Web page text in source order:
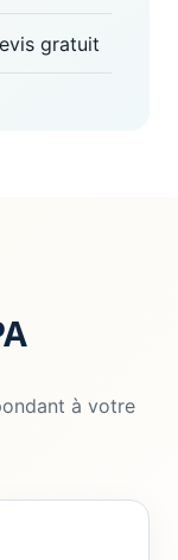
gratuit
à votre